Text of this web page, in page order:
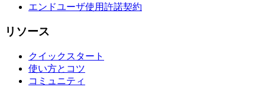
エンドユーザ使用許諾契約
リソース
クイックスタート
使い方とコツ
コミュニティ